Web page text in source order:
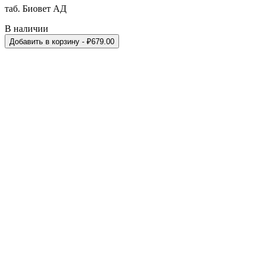
таб. Биовет АД
В наличии
Добавить в корзину - ₽679.00